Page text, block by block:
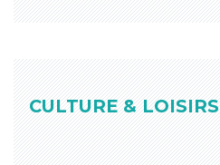
CULTURE & LOISIRS